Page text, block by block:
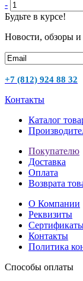
-
Будьте в курсе!
Новости, обзоры и
+7 (812) 924 88 32
Контакты
Каталог
Покупателю
Доставка
Оплата
Возврата
О Компании
Реквизиты
Контакты
Политика
Способы оплаты